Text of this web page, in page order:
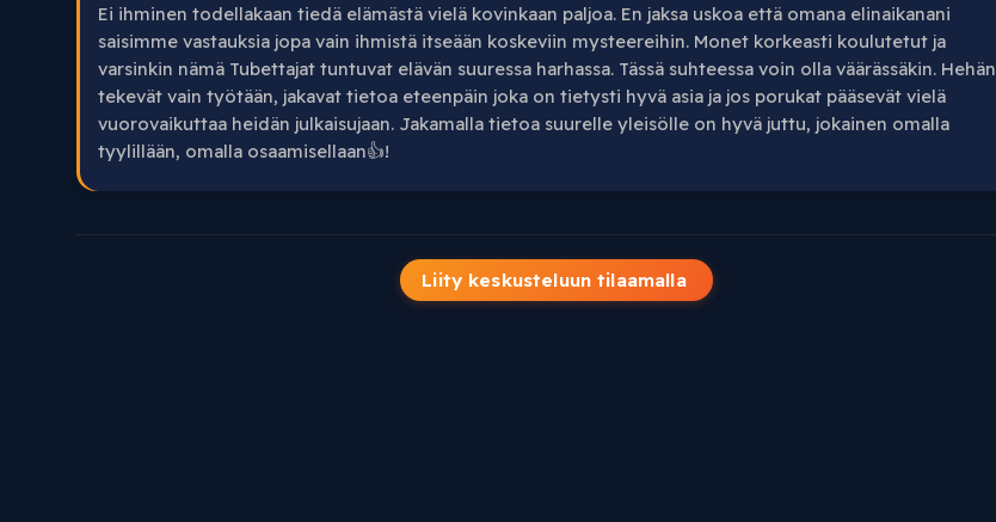
Ei ihminen todellakaan tiedä elämästä vielä kovinkaan paljoa. En jaksa uskoa että omana elinaikanani
saisimme vastauksia jopa vain ihmistä itseään koskeviin mysteereihin. Monet korkeasti koulutetut ja
varsinkin nämä Tubettajat tuntuvat elävän suuressa harhassa. Tässä suhteessa voin olla väärässäkin. Hehän
tekevät vain työtään, jakavat tietoa eteenpäin joka on tietysti hyvä asia ja jos porukat pääsevät vielä
vuorovaikuttaa heidän julkaisujaan. Jakamalla tietoa suurelle yleisölle on hyvä juttu, jokainen omalla
tyylillään, omalla osaamisellaan👍!
Liity keskusteluun tilaamalla